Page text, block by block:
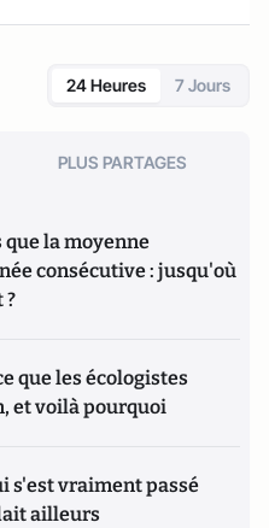
24 Heures 7 Jours
PLUS PARTAGES
la moyenne
consécutive : jusqu'où
?
que les écologistes
et voilà pourquoi
s'est vraiment passé
ailleurs